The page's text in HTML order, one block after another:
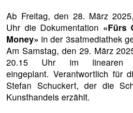
Ab Freitag, den 28. März
Uhr die Dokumentation «Fürs
Money» in der 3satmediathek
Am Samstag, den 29. März
20.15 Uhr im linearen
eingeplant. Verantwortlich für
Stefan Schuckert, der die
Kunsthandels erzählt.